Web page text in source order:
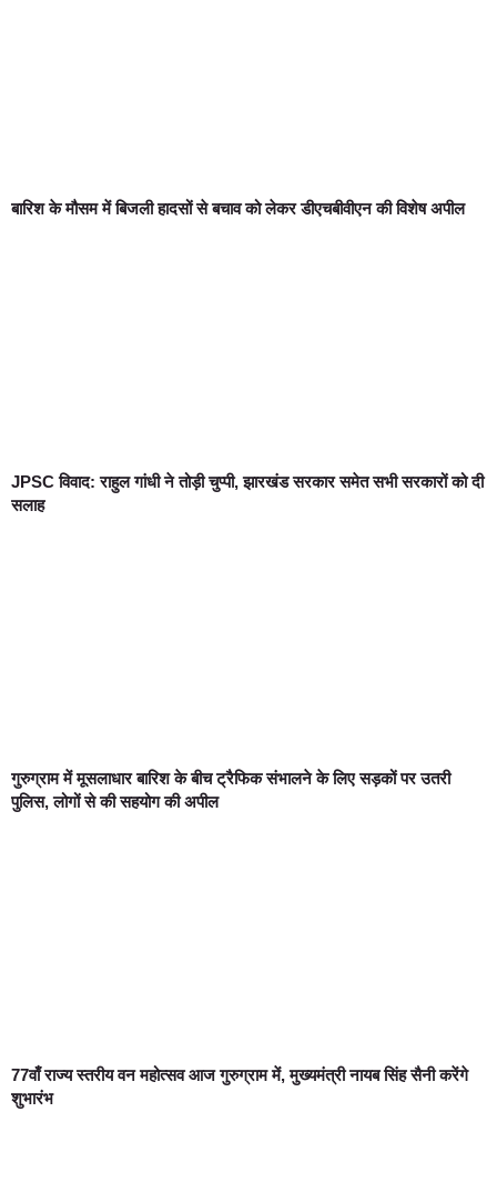
बारिश के मौसम में बिजली हादसों से बचाव को लेकर डीएचबीवीएन की विशेष अपील
JPSC विवाद: राहुल गांधी ने तोड़ी चुप्पी, झारखंड सरकार समेत सभी सरकारों को दी
सलाह
गुरुग्राम में मूसलाधार बारिश के बीच ट्रैफिक संभालने के लिए सड़कों पर उतरी
पुलिस, लोगों से की सहयोग की अपील
77वाँ राज्य स्तरीय वन महोत्सव आज गुरुग्राम में, मुख्यमंत्री नायब सिंह सैनी करेंगे
शुभारंभ